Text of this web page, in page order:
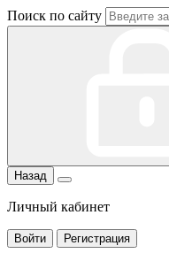
Поиск по сайту
Назад
Личный кабинет
Войти Регистрация